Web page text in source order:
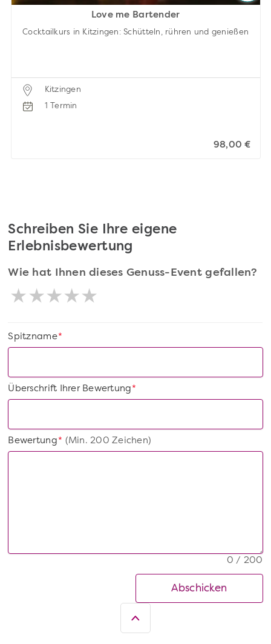
Love me Bartender
Cocktailkurs in Kitzingen: Schütteln, rühren und genießen
Kitzingen
1 Termin
98,00 €
Schreiben Sie Ihre eigene
Erlebnisbewertung
Wie hat Ihnen dieses Genuss-Event gefallen?
*
Spitzname
*
Überschrift Ihrer Bewertung
*
Bewertung(Min. 200 Zeichen)
0 / 200
Abschicken